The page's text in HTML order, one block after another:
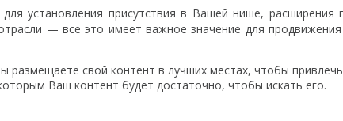
установления присутствия в Вашей нише, расширения
— все это имеет важное значение для
размещаете свой контент в лучших местах, чтобы
Ваш контент будет достаточно, чтобы искать его.